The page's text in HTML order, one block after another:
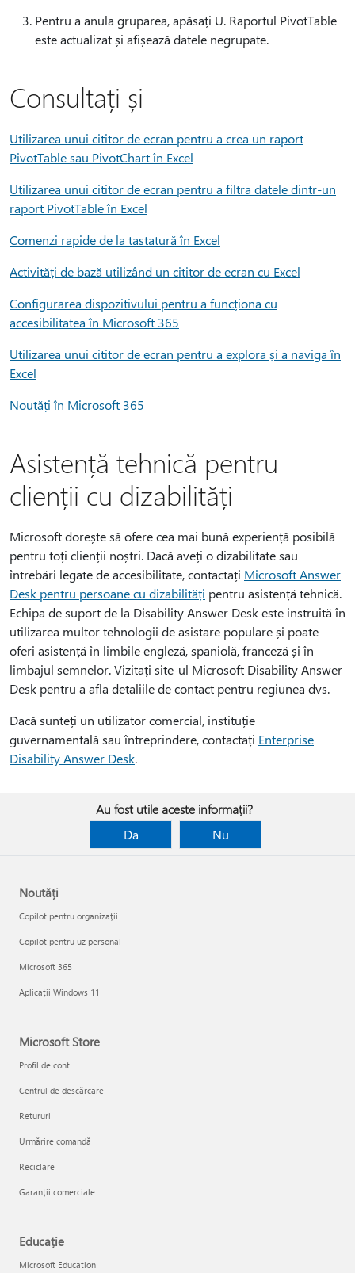
Pentru a anula gruparea, apăsați U. Raportul PivotTable
este actualizat și afișează datele negrupate.
Consultați și
Utilizarea unui cititor de ecran pentru a crea un raport
PivotTable sau PivotChart în Excel
Utilizarea unui cititor de ecran pentru a filtra datele dintr-un
raport PivotTable în Excel
Comenzi rapide de la tastatură în Excel
Activități de bază utilizând un cititor de ecran cu Excel
Configurarea dispozitivului pentru a funcționa cu
accesibilitatea în Microsoft 365
Utilizarea unui cititor de ecran pentru a explora și a naviga în
Excel
Noutăți în Microsoft 365
Asistență tehnică pentru
clienții cu dizabilități
Microsoft dorește să ofere cea mai bună experiență posibilă
pentru toți clienții noștri. Dacă aveți o dizabilitate sau
întrebări legate de accesibilitate, contactați Microsoft Answer
Desk pentru persoane cu dizabilități pentru asistență tehnică.
Echipa de suport de la Disability Answer Desk este instruită în
utilizarea multor tehnologii de asistare populare și poate
oferi asistență în limbile engleză, spaniolă, franceză și în
limbajul semnelor. Vizitați site-ul Microsoft Disability Answer
Desk pentru a afla detaliile de contact pentru regiunea dvs.
Dacă sunteți un utilizator comercial, instituție
guvernamentală sau întreprindere, contactați Enterprise
Disability Answer Desk.
Au fost utile aceste informații?
Da
Nu
Noutăți
Copilot pentru organizații
Copilot pentru uz personal
Microsoft 365
Aplicații Windows 11
Microsoft Store
Profil de cont
Centrul de descărcare
Retururi
Urmărire comandă
Reciclare
Garanții comerciale
Educație
Microsoft Education